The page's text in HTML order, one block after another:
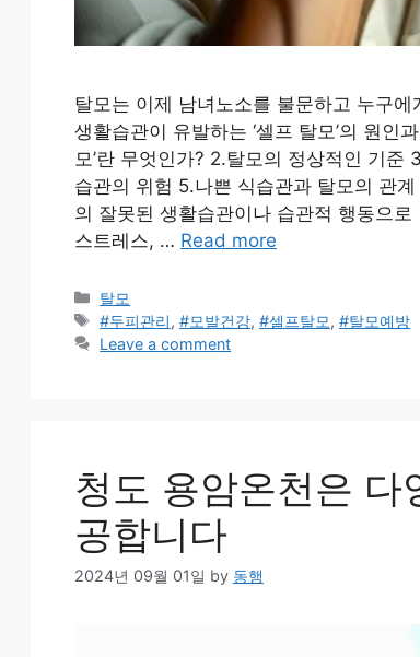
탈모는 이제 남녀노소를 불문하고 누구
생활습관이 유발하는 ‘셀프 탈모’의 원인
모’란 무엇인가? 2.탈모의 정상적인 기
습관의 위험 5.나쁜 식습관과 탈모의 관계
의 잘못된 생활습관이나 습관적 행동으
스트레스, … Read more
Categories
탈모
Tags
#두피관리,#모발건강,#셀프탈모,#탈모예방
Leave a comment
청도 용암온천은
공합니다
2024년 09월 01일 by 동행